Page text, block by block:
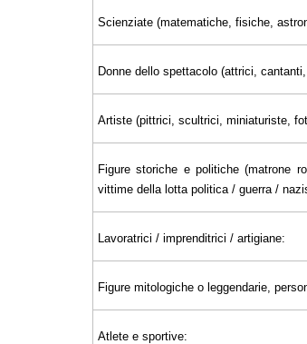
Scienziate (matematiche, fisiche,
Donne dello spettacolo (attrici,
Artiste (pittrici, scultrici, miniaturiste,
Figure storiche e politiche (matrone
vittime della lotta politica / guerra /
Lavoratrici / imprenditrici / artigiane:
Figure mitologiche o leggendarie,
Atlete e sportive: